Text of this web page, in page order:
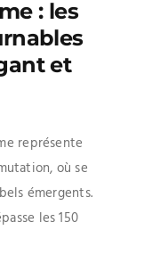
: les
et
représente
où se
émergents.
les 150